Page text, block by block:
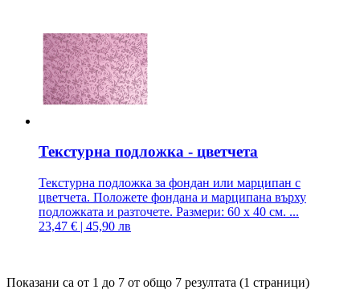
Текстурна подложка - цветчета
Текстурна подложка за фондан или марципан с
цветчета. Положете фондана и марципана върху
подложката и разточете. Размери: 60 х 40 см. ...
23,47 € | 45,90 лв
Показани са от 1 до 7 от общо 7 резултата (1 страници)